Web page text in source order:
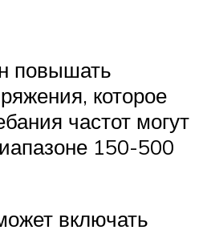
повышать
которое
частот могут
150-500
включать